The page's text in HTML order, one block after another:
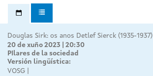
Douglas Sirk: os anos Detlef Sierck (1935-1937)
20 de xuño 2023 | 20:30
PIlares de la sociedad
Versión lingüística:
VOSG